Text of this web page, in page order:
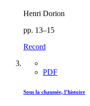
Henri Dorion
pp. 13–15
Record
PDF
Sous la chaussée, l’histoire